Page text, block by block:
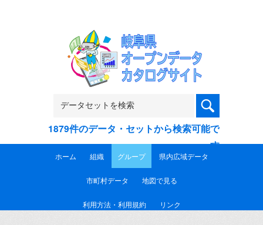
1879件のデータ・セットから検索可能で
す
ホーム 組織 グループ 県内広域データ
市町村データ 地図で見る
利用方法・利用規約 リンク